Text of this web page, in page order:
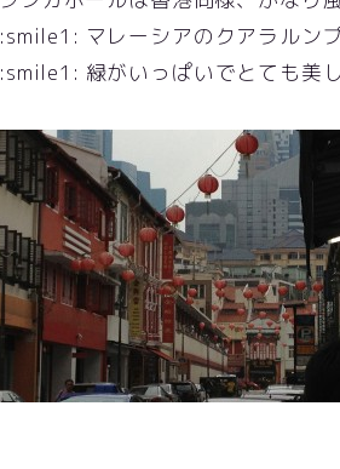
:smile1: マレーシアのクアラルン
:smile1: 緑がいっぱいでとても美